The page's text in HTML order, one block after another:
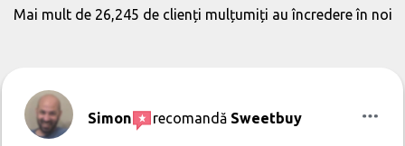
Mai mult de 26,245 de clienți mulțumiți au încredere în noi
Simon recomandă Sweetbuy